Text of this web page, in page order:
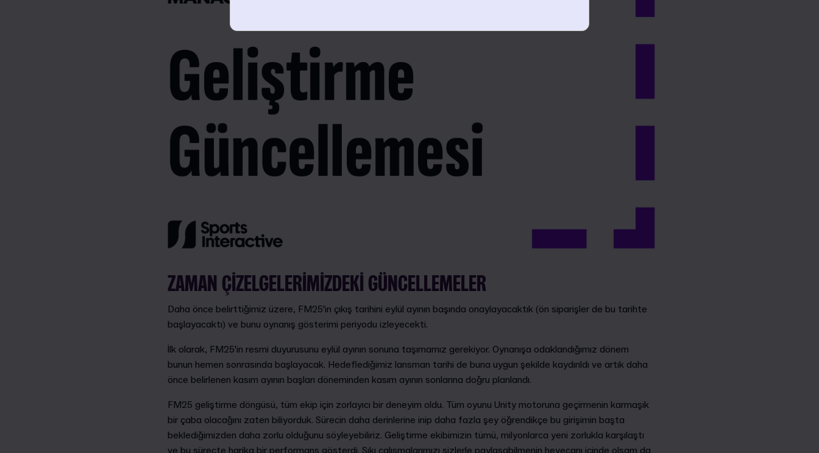
ZAMAN ÇIZELGELERIMIZDEKI GÜNCELLEMELER
Daha önce belirttiğimiz üzere, FM25'in çıkış tarihini eylül ayının başında onaylayacaktık (ön siparişler de bu tarihte
başlayacaktı) ve bunu oynanış gösterimi periyodu izleyecekti.
İlk olarak, FM25'in resmi duyurusunu eylül ayının sonuna taşımamız gerekiyor. Oynanışa odaklandığımız dönem
bunun hemen sonrasında başlayacak. Hedeflediğimiz lansman tarihi de buna uygun şekilde kaydırıldı ve artık daha
önce belirlenen kasım ayının başları döneminden kasım ayının sonlarına doğru planlandı.
FM25 geliştirme döngüsü, tüm ekip için zorlayıcı bir deneyim oldu. Tüm oyunu Unity motoruna geçirmenin karmaşık
bir çaba olacağını zaten biliyorduk. Sürecin daha derinlerine inip daha fazla şey öğrendikçe bu girişimin başta
beklediğimizden daha zorlu olduğunu söyleyebiliriz. Geliştirme ekibimizin tümü, milyonlarca yeni zorlukla karşılaştı